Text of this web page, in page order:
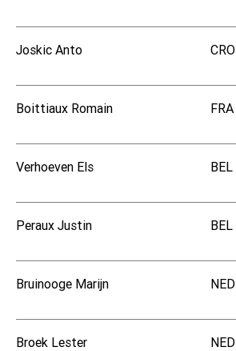
Joskic Anto CRO
Boittiaux Romain FRA
Verhoeven Els BEL
Peraux Justin BEL
Bruinooge Marijn NED
Broek Lester NED